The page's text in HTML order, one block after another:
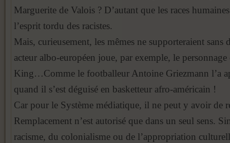
Marguerite de Valois ? D’autant que les races
l’esprit tordu des racistes.
Mais, curieusement, les mêmes ne supporteraient sans
acteur albo-européen joue, par exemple, le
King…Comme le footballeur Antoine Griezmann l’a
quand il s’est déguisé en basketteur afro-américain !
Car pour le Système médiatique, il ne peut y avoir de
Remplacement n’est autorisé que dans un seul sens.
racisme, du colonialisme ou de l’appropriation